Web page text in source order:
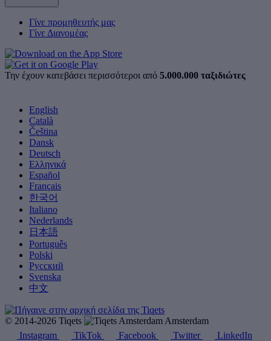
Γίνε προμηθευτής μας
Γίνε Διανομέας
Την έχουν κατεβάσει περισσότεροι από 5.000.000 ταξιδιώτες
English
Català
Čeština
Dansk
Deutsch
Ελληνικά
Español
Français
한국어
Italiano
Nederlands
日本語
Português
Polski
Русский
Svenska
中文
© 2014-2026 Tiqets
Amsterdam
Instagram
TikTok Facebook Twitter LinkedIn